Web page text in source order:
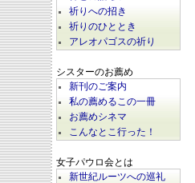
祈りへの招き
祈りのひととき
アレオパゴスの祈り
シスターのお薦め
新刊のご案内
私の薦めるこの一冊
お薦めシネマ
こんなとこ行った！
女子パウロ会とは
新世紀ルーツへの巡礼